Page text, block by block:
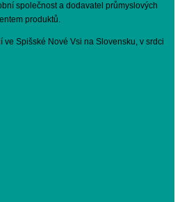
společnost a dodavatel průmyslových
produktů.
ve Spišské Nové Vsi na Slovensku, v srdci